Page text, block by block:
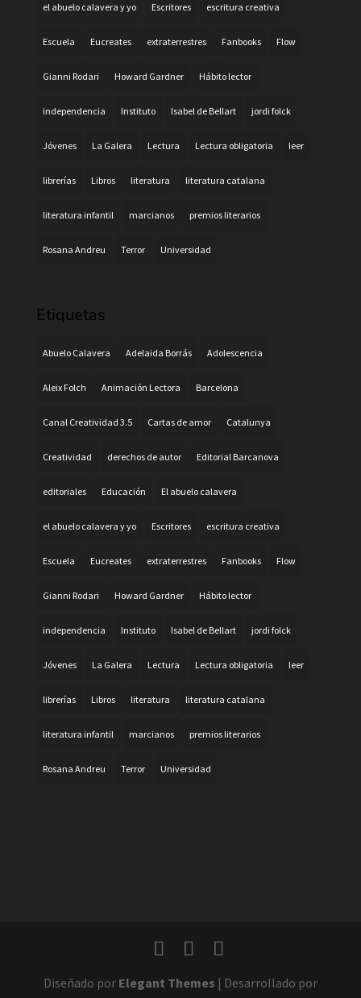
el abuelo calavera y yo Escritores escritura creativa
Escuela Eucreates extraterrestres Fanbooks Flow
Gianni Rodari Howard Gardner Hábito lector
independencia Instituto Isabel de Bellart jordi folck
Jóvenes La Galera Lectura Lectura obligatoria leer
librerías Libros literatura literatura catalana
literatura infantil marcianos premios literarios
Rosana Andreu Terror Universidad
Etiquetas
Abuelo Calavera Adelaida Borrás Adolescencia
Aleix Folch Animación Lectora Barcelona
Canal Creatividad 3.5 Cartas de amor Catalunya
Creatividad derechos de autor Editorial Barcanova
editoriales Educación El abuelo calavera
el abuelo calavera y yo Escritores escritura creativa
Escuela Eucreates extraterrestres Fanbooks Flow
Gianni Rodari Howard Gardner Hábito lector
independencia Instituto Isabel de Bellart jordi folck
Jóvenes La Galera Lectura Lectura obligatoria leer
librerías Libros literatura literatura catalana
literatura infantil marcianos premios literarios
Rosana Andreu Terror Universidad
Diseñado por Elegant Themes | Desarrollado por